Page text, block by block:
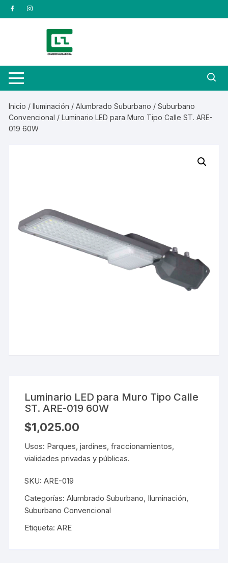
Saltar
al
Inicio /Iluminación /Alumbrado Suburbano /Suburbano
Convencional / Luminario LED para Muro Tipo Calle ST. ARE-
019 60W
Luminario LED para Muro Tipo Calle
ST. ARE-019 60W
$1,025.00
Usos: Parques, jardines, fraccionamientos,
vialidades privadas y públicas.
SKU:ARE-019
Categorías:Alumbrado Suburbano Iluminación
Suburbano Convencional
Etiqueta:ARE